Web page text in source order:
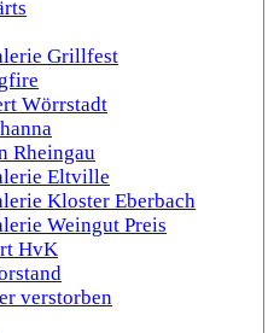
Grillfest
Wörrstadt
Rheingau
Eltville
Kloster Eberbach
Weingut Preis
HvK
verstorben